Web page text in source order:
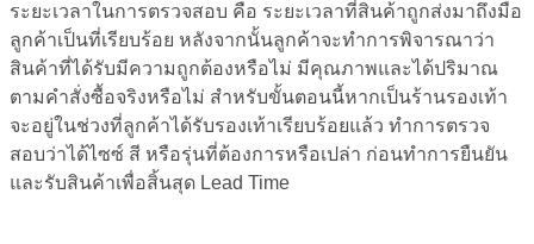
ระยะเวลาในการตรวจสอบ คือ ระยะเวลาที่สินค้าถูกส่งมาถึงมือ
ลูกค้าเป็นที่เรียบร้อย หลังจากนั้นลูกค้าจะทำการพิจารณาว่า
สินค้าที่ได้รับมีความถูกต้องหรือไม่ มีคุณภาพและได้ปริมาณ
ตามคำสั่งซื้อจริงหรือไม่ สำหรับขั้นตอนนี้หากเป็นร้านรองเท้า
จะอยู่ในช่วงที่ลูกค้าได้รับรองเท้าเรียบร้อยแล้ว ทำการตรวจ
สอบว่าได้ไซซ์ สี หรือรุ่นที่ต้องการหรือเปล่า ก่อนทำการยืนยัน
และรับสินค้าเพื่อสิ้นสุด Lead Time